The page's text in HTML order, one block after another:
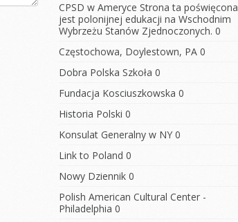
CPSD w Ameryce Strona ta poświęcona
jest polonijnej edukacji na Wschodnim
Wybrzeżu Stanów Zjednoczonych. 0
Częstochowa, Doylestown, PA 0
Dobra Polska Szkoła 0
Fundacja Kosciuszkowska 0
Historia Polski 0
Konsulat Generalny w NY 0
Link to Poland 0
Nowy Dziennik 0
Polish American Cultural Center -
Philadelphia 0